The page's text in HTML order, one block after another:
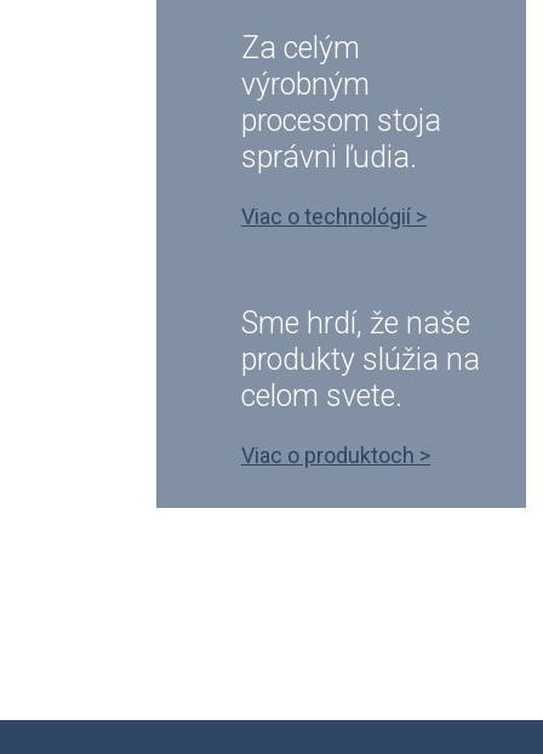
Za celým
výrobným
procesom stoja
správni ľudia.
Viac o technológií >
Sme hrdí, že naše
produkty slúžia na
celom svete.
Viac o produktoch >